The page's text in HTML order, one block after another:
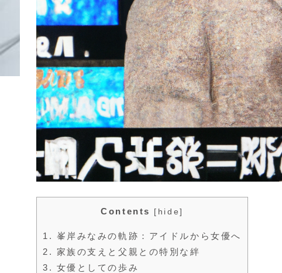
Contents [ hide]
1. 峯岸みなみの軌跡：アイドルから女優へ
2. 家族の支えと父親との特別な絆
3. 女優としての歩み